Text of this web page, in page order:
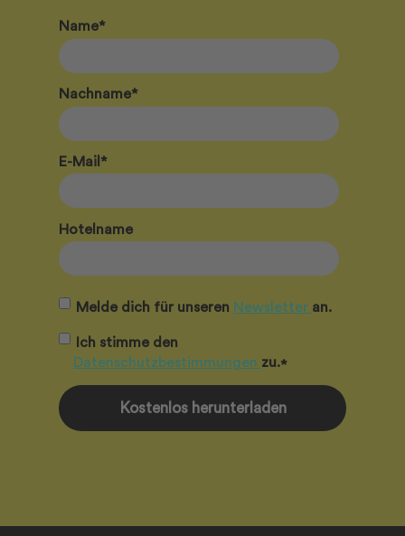
Name*
Nachname*
E-Mail*
Hotelname
Melde dich für unseren Newsletter an.
Ich stimme den
Datenschutzbestimmungen zu.*